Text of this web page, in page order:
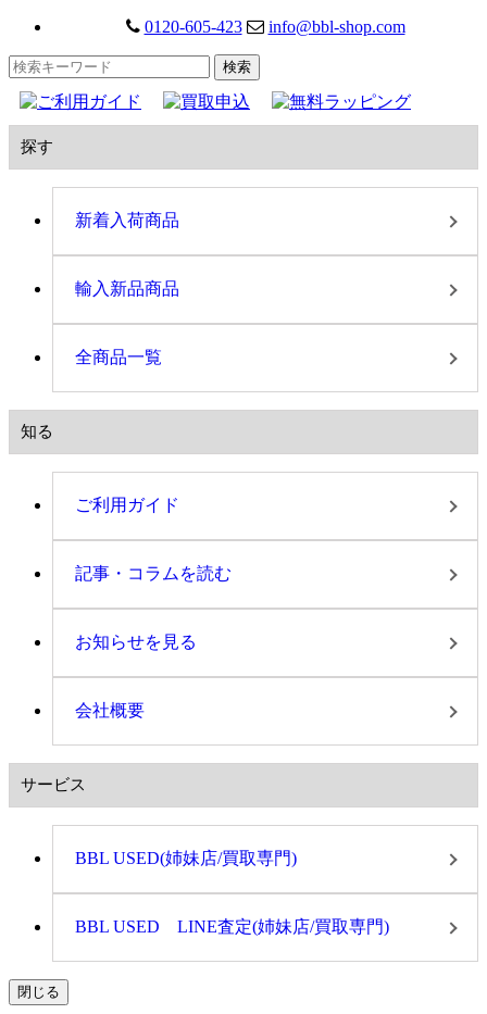
0120-605-423 info@bbl-shop.com
探す
新着入荷商品
輸入新品商品
全商品一覧
知る
ご利用ガイド
記事・コラムを読む
お知らせを見る
会社概要
サービス
BBL USED(姉妹店/買取専門)
BBL USED LINE査定(姉妹店/買取専門)
閉じる